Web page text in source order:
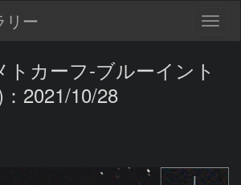
リー
トカーフ-ブルーイント
2021/10/28